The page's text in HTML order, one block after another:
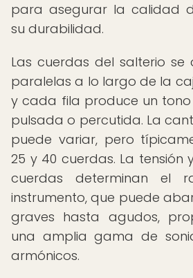
para asegurar la calidad
su durabilidad.
Las cuerdas del salterio se
paralelas a lo largo de la
y cada fila produce un
pulsada o percutida. La
puede variar, pero
25 y 40 cuerdas. La tensión
cuerdas determinan el
instrumento, que puede
graves hasta agudos,
una amplia gama de
armónicos.